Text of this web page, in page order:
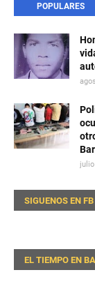
POPULARES
SIGUENOS EN FB
EL TIEMPO EN